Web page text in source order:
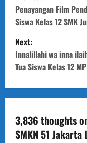
o
s
t
n
a
v
Penayangan Film
Siswa Kelas 12 SMK
Next:
Innalillahi wa inna
Tua Siswa Kelas 12
3,836 thoughts
SMKN 51